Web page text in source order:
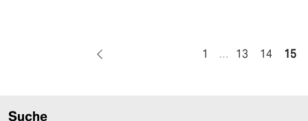
1 … 13 14 15
Suche